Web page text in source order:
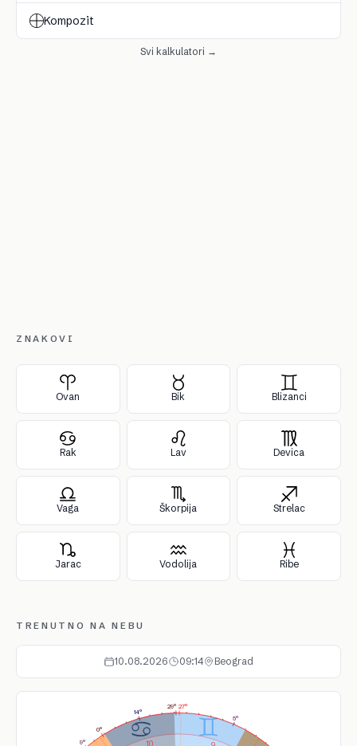
Kompozit
Svi kalkulatori →
ZNAKOVI
Ovan Bik Blizanci
Rak Lav Devica
Vaga Škorpija Strelac
Jarac Vodolija Ribe
TRENUTNO NA NEBU
10.08.2026 09:14 Beograd
14°
0°
29°
9°
5°
27°